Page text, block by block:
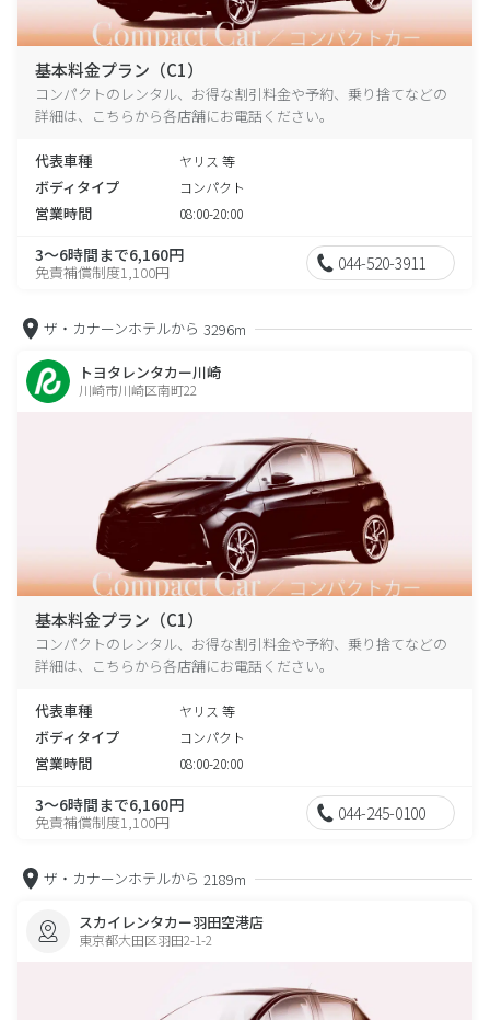
基本料金プラン（C1）
コンパクトのレンタル、お得な割引料金や予約、乗り捨てなどの
詳細は、こちらから各店舗にお電話ください。
代表車種 ヤリス 等
ボディタイプ コンパクト
営業時間 08:00-20:00
3～6時間まで6,160円
免責補償制度1,100円 044-520-3911
ザ・カナーンホテルから 3296m
トヨタレンタカー川崎
川崎市川崎区南町22
基本料金プラン（C1）
コンパクトのレンタル、お得な割引料金や予約、乗り捨てなどの
詳細は、こちらから各店舗にお電話ください。
代表車種 ヤリス 等
ボディタイプ コンパクト
営業時間 08:00-20:00
3～6時間まで6,160円
免責補償制度1,100円 044-245-0100
ザ・カナーンホテルから 2189m
スカイレンタカー羽田空港店
東京都大田区羽田2-1-2